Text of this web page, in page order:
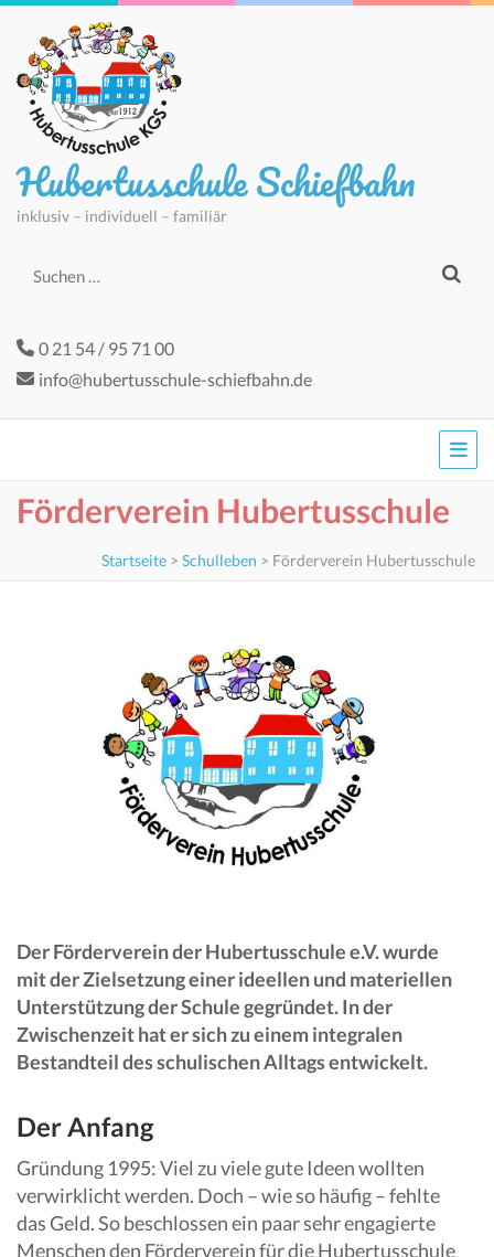
Hubertusschule Schiefbahn
inklusiv – individuell – familiär
Suchen
0 21 54 / 95 71 00
info@hubertusschule-schiefbahn.de
Förderverein Hubertusschule
Startseite > Schulleben > Förderverein Hubertusschule
Der Förderverein der Hubertusschule e.V. wurde
mit der Zielsetzung einer ideellen und materiellen
Unterstützung der Schule gegründet. In der
Zwischenzeit hat er sich zu einem integralen
Bestandteil des schulischen Alltags entwickelt.
Der Anfang
Gründung 1995: Viel zu viele gute Ideen wollten
verwirklicht werden. Doch – wie so häufig – fehlte
das Geld. So beschlossen ein paar sehr engagierte
Menschen den Förderverein für die Hubertusschule